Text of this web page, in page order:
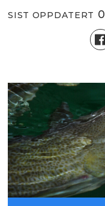
SIST OPPDATERT